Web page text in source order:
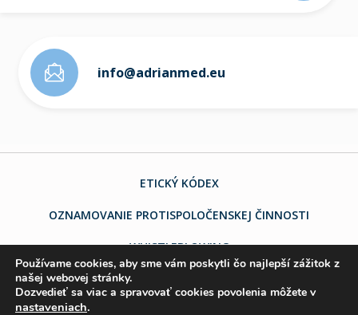
info@adrianmed.eu
ETICKÝ KÓDEX
OZNAMOVANIE PROTISPOLOČENSKEJ ČINNOSTI
WHISTLEBLOWING
© 2026 ADRIAN MED, s. r. o.
Používame cookies, aby sme vám poskytli čo najlepší zážitok z
našej webovej stránky.
Dozvedieť sa viac a spravovať cookies povolenia môžete v
nastaveniach.